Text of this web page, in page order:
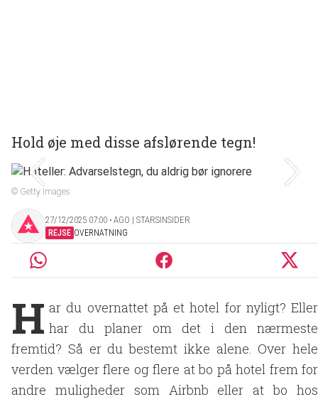
Hold øje med disse afslørende tegn!
© Getty Images
27/12/2025 07:00 ‧ AGO | STARSINSIDER
REJSE OVERNATNING
H ar du overnattet på et hotel for nyligt? Eller
har du planer om det i den nærmeste
fremtid? Så er du bestemt ikke alene. Over hele
verden vælger flere og flere at bo på hotel frem for
andre muligheder som Airbnb eller at bo hos